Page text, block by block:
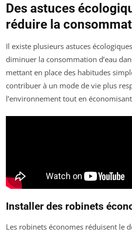
Des astuces
réduire la
Il existe plusieurs astuces
diminuer la consommation d’eau
mettant en place des habitudes
contribuer à un mode de vie plus
l’environnement tout en économisant
Installer des robinets
Les robinets économes réduisent le